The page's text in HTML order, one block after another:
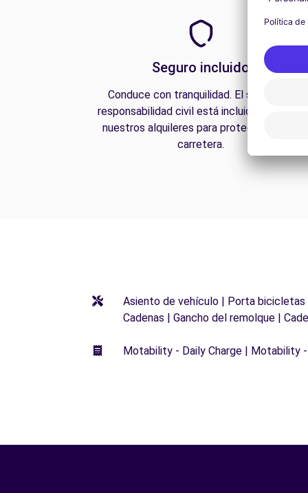
Seguro incluido
Conduce con tranquilidad. El seguro de
responsabilidad civil está incluido en todos
nuestros alquileres para protegerte en la
carretera.
Asiento de vehículo | Porta bicicletas
Cadenas | Gancho del remolque |
Motability - Daily Charge | Motability